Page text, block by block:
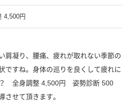
4,500円
肩凝り、腰痛、疲れが取れない季節の
ですね。身体の巡りを良くして疲れに
？ 全身調整 4,500円 姿勢診断 500
せて頂きます。